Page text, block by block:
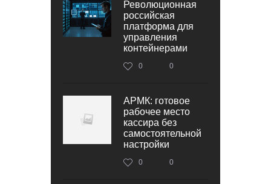
Революционная
российская
платформа для
управления
контейнерами
0 0
АРМК: готовое
рабочее место
кассира без
самостоятельной
настройки
0 0